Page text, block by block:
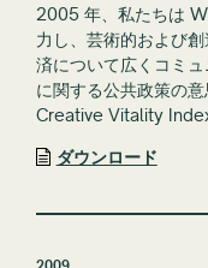
2005 年、私たちは
力し、芸術的および
済について広くコミ
に関する公共政策の意
Creative Vitality Index
ダウンロード